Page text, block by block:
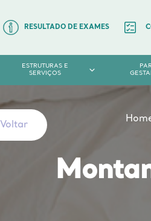
RESULTADO DE EXAMES
ESTRUTURAS E
SERVIÇOS
Voltar